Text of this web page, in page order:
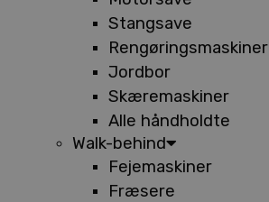
Stangsave
Rengøringsmaskiner
Jordbor
Skæremaskiner
Alle håndholdte
Walk-behind
Fejemaskiner
Fræsere